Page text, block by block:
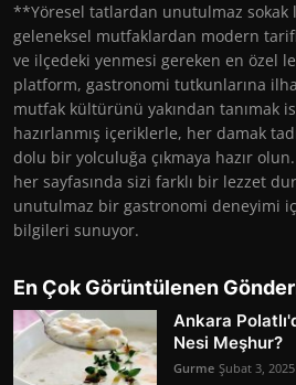
**Yöresel tatlardan unutulmaz sokak
geleneksel mutfaklardan modern
ve ilçedeki yenmesi gereken en özel
platform, gastronomi tutkunlarına
mutfak kültürünü yakından tanımak
hazırlanmış içeriklerle, her damak
dolu bir yolculuğa çıkmaya hazır
her sayfasında sizi farklı bir lezzet
unutulmaz bir gastronomi deneyimi
bilgileri sunuyor.
En Çok Görüntülenen
Ankara
Nesi Meşhur?
Gurme Şubat 3, 2025